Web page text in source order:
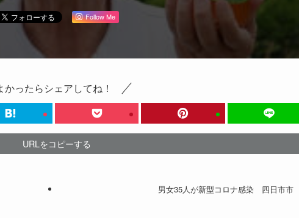
Follow Me
かったらシェアしてね！
URLをコピーする
男女35人が新型コロナ感染 四日市市